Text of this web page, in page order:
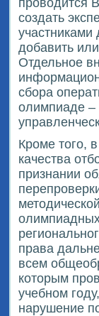
создать
участниками
добавить
Отдельное
сбора
олимпиаде –
Кроме того,
качества
признании
права
всем
которым
учебном
нарушение